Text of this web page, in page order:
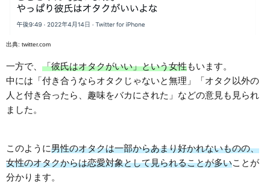
出典: twitter.com
一方で、 「彼氏はオタクがいい」という女性もいます。
中には「付き合うならオタクじゃないと無理」「オタク以外の
人と付き合ったら、趣味をバカにされた」などの意見も見られ
ました。
このように男性のオタクは一部からあまり好かれないものの、
女性のオタクからは恋愛対象として見られることが多いことが
分かります。